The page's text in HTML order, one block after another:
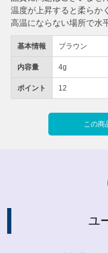
基本情報 ブラウン
内容量 4g
ポイント 12
この商
温度が上昇すると柔らか
高温にならない場所で水
ユ